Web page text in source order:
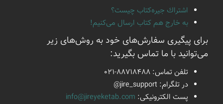
اشتراك جيره‌كتاب چيست؟
به خارج هم كتاب ارسال می‌كنیم!
برای پیگیری سفارش‌های خود به روش‌های زیر
می‌توانید با ما تماس بگیرید:
تلفن تماس: 021-88718488
در تلگرام: @jire_support
پست الكترونیكی: info@jireyeketab.com